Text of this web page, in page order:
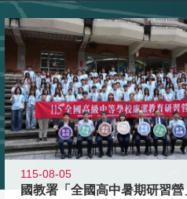
115-08-05